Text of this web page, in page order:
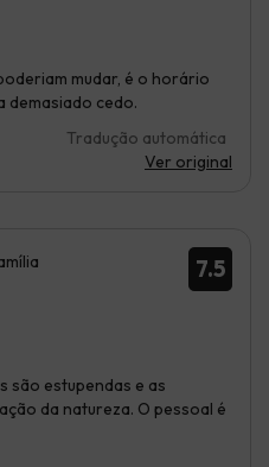
mudar, é o horário
demasiado cedo.
Tradução automática
Ver original
7.5
são estupendas e as
da natureza. O pessoal é